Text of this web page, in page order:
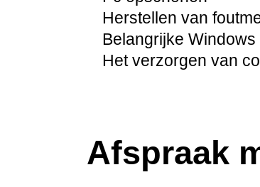
Herstellen van
Belangrijke
Het verzorgen van
Afspraak